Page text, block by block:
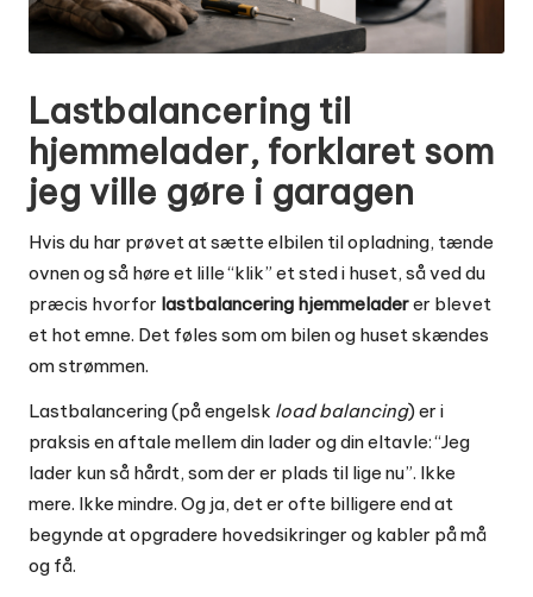
Lastbalancering til
hjemmelader, forklaret som
jeg ville gøre i garagen
Hvis du har prøvet at sætte elbilen til opladning, tænde
ovnen og så høre et lille “klik” et sted i huset, så ved du
præcis hvorfor lastbalancering hjemmeladerer blevet
et hot emne. Det føles som om bilen og huset skændes
om strømmen.
Lastbalancering (på engelsk load balancing) er i
praksis en aftale mellem din lader og din eltavle: “Jeg
lader kun så hårdt, som der er plads til lige nu”. Ikke
mere. Ikke mindre. Og ja, det er ofte billigere end at
begynde at opgradere hovedsikringer og kabler på må
og få.